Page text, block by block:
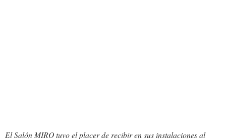
El Salón MIRO tuvo el placer de recibir en sus instalaciones al